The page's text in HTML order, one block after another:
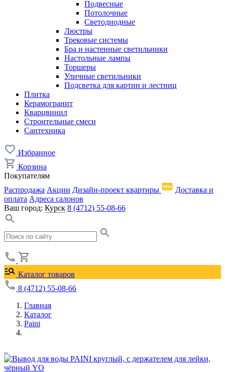
Подвесные
Потолочные
Светодиодные
Люстры
Трековые системы
Бра и настенные светильники
Настольные лампы
Торшеры
Уличные светильники
Подсветка для картин и лестниц
Плитка
Керамогранит
Кварцвинил
Строительные смеси
Сантехника
Избранное
Корзина
Покупателям
Распродажа Акции Дизайн-проект квартиры
Доставка и
оплата Адреса салонов
Ваш город: Курск 8 (4712) 55-08-66
Каталог товаров
8 (4712) 55-08-66
Главная
Каталог
Paini